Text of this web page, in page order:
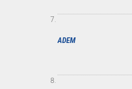
ADEM